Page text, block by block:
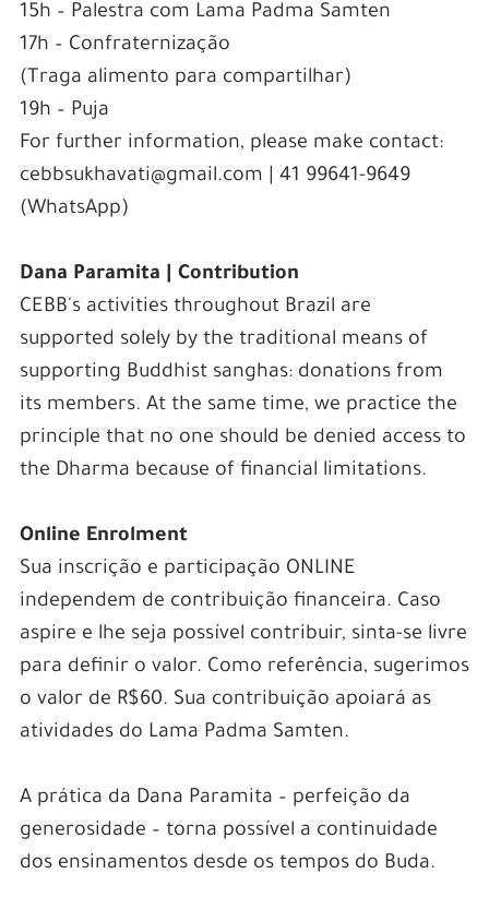
15h – Palestra com Lama Padma Samten
17h – Confraternização
(Traga alimento para compartilhar)
19h – Puja
For further information, please make contact:
cebbsukhavati@gmail.com | 41 99641-9649
(WhatsApp)
Dana Paramita | Contribution
CEBB's activities throughout Brazil are
supported solely by the traditional means of
supporting Buddhist sanghas: donations from
its members. At the same time, we practice the
principle that no one should be denied access to
the Dharma because of financial limitations.
Online Enrolment
Sua inscrição e participação ONLINE
independem de contribuição financeira. Caso
aspire e lhe seja possível contribuir, sinta-se livre
para definir o valor. Como referência, sugerimos
o valor de R$60. Sua contribuição apoiará as
atividades do Lama Padma Samten.
A prática da Dana Paramita – perfeição da
generosidade – torna possível a continuidade
dos ensinamentos desde os tempos do Buda.